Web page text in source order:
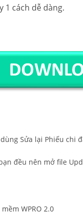
1 cách dễ dàng.
Sửa lại Phiếu chi
đều nên mở file
WPRO 2.0